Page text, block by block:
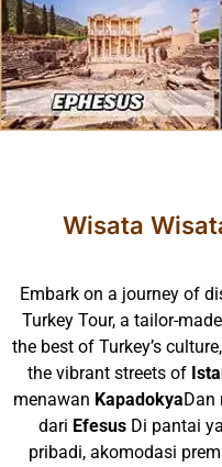
Wisata
Embark on a journey of
Turkey Tour, a tailor-
the best of Turkey’s
the vibrant streets of
menawan KapadokyaDan
dari EfesusDi pantai
pribadi, akomodasi